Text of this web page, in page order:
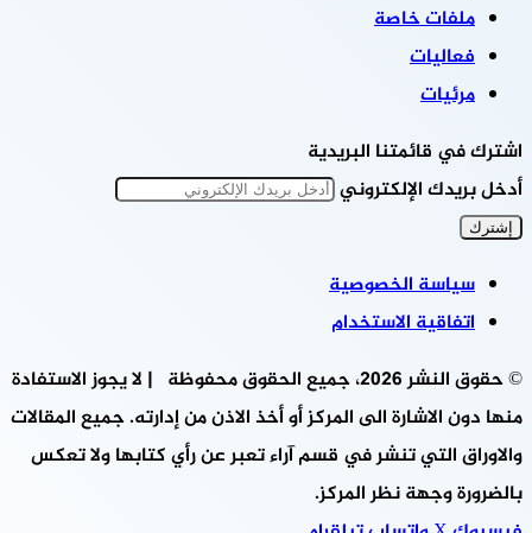
ملفات خاصة
فعاليات
مرئيات
اشترك في قائمتنا البريدية
أدخل بريدك الإلكتروني
سياسة الخصوصية
اتفاقية الاستخدام
© حقوق النشر 2026، جميع الحقوق محفوظة | لا يجوز الاستفادة
منها دون الاشارة الى المركز أو أخذ الاذن من إدارته. جميع المقالات
والاوراق التي تنشر في قسم آراء تعبر عن رأي كتابها ولا تعكس
بالضرورة وجهة نظر المركز.